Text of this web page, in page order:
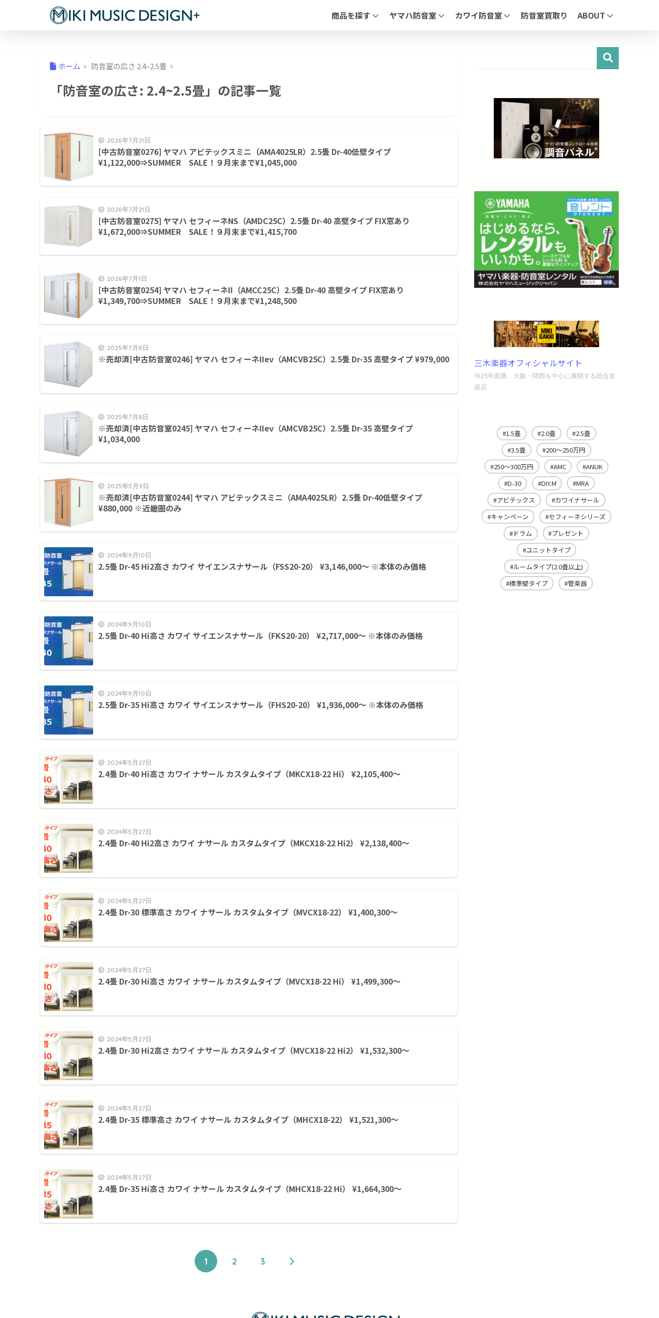
商品を探す ヤマハ防音室 カワイ防音室
「サイエンス ナサール (業務用)」 | 医療・研究・産業用 不燃仕
防音室買取り ABOUT
お問合わせ
ホーム 防音室の広さ 2.4~2.5畳
「防音室の広さ: 2.4~2.5畳 」の記事一覧
2026年7月21日
[中古防音室0276] ヤマハ アビテックスミニ（AMA4025LR）2.5畳 Dr-40低壁タイプ
¥1,122,000⇒SUMMER SALE！９月末まで¥1,045,000
2026年7月21日
[中古防音室0275] ヤマハ セフィーネNS（AMDC25C）2.5畳 Dr-40 高壁タイプ FIX窓あり
¥1,672,000⇒SUMMER SALE！９月末まで¥1,415,700
2026年7月1日
[中古防音室0254] ヤマハ セフィーネII（AMCC25C）2.5畳 Dr-40 高壁タイプ FIX窓あり
¥1,349,700⇒SUMMER SALE！９月末まで¥1,248,500
2025年7月8日
※売却済[中古防音室0246] ヤマハ セフィーネIIev（AMCVB25C）2.5畳 Dr-35 高壁タイプ ¥979,000
2025年7月8日
※売却済[中古防音室0245] ヤマハ セフィーネIIev（AMCVB25C）2.5畳 Dr-35 高壁タイプ
¥1,034,000
2025年5月9日
※売却済[中古防音室0244] ヤマハ アビテックスミニ（AMA4025LR）2.5畳 Dr-40低壁タイプ
¥880,000 ※近畿圏のみ
2024年9月10日
2.5畳 Dr-45 Hi2高さ カワイ サイエンスナサール（FSS20-20） ¥3,146,000～ ※本体のみ価格
2024年9月10日
2.5畳 Dr-40 Hi高さ カワイ サイエンスナサール（FKS20-20） ¥2,717,000～ ※本体のみ価格
2024年9月10日
2.5畳 Dr-35 Hi高さ カワイ サイエンスナサール（FHS20-20） ¥1,936,000～ ※本体のみ価格
2024年5月27日
2.4畳 Dr-40 Hi高さ カワイ ナサール カスタムタイプ（MKCX18-22 Hi） ¥2,105,400～
2024年5月27日
2.4畳 Dr-40 Hi2高さ カワイ ナサール カスタムタイプ（MKCX18-22 Hi2） ¥2,138,400～
2024年5月27日
2.4畳 Dr-30 標準高さ カワイ ナサール カスタムタイプ（MVCX18-22） ¥1,400,300～
2024年5月27日
2.4畳 Dr-30 Hi高さ カワイ ナサール カスタムタイプ（MVCX18-22 Hi） ¥1,499,300～
2024年5月27日
2.4畳 Dr-30 Hi2高さ カワイ ナサール カスタムタイプ（MVCX18-22 Hi2） ¥1,532,300～
2024年5月27日
2.4畳 Dr-35 標準高さ カワイ ナサール カスタムタイプ（MHCX18-22） ¥1,521,300～
2024年5月27日
2.4畳 Dr-35 Hi高さ カワイ ナサール カスタムタイプ（MHCX18-22 Hi） ¥1,664,300～
1 2 3
三木楽器オフィシャルサイト
1825年創業、大阪・関西を中心に展開する総合楽
器店
1.5畳 2.0畳
2.5畳
3.5畳
200～250万円
250～300万円
AMC
ANUK
D-30
DIY.M
MRA
アビテックス
カワイナサール
キャンペーン
セフィーネシリーズ
ドラム
プレゼント
ユニットタイプ
ルームタイプ(2.0畳以上)
標準壁タイプ
管楽器